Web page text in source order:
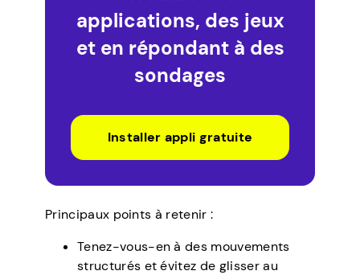
applications, des jeux
et en répondant à des
sondages
Installer appli gratuite
Principaux points à retenir :
Tenez-vous-en à des mouvements
structurés et évitez de glisser au